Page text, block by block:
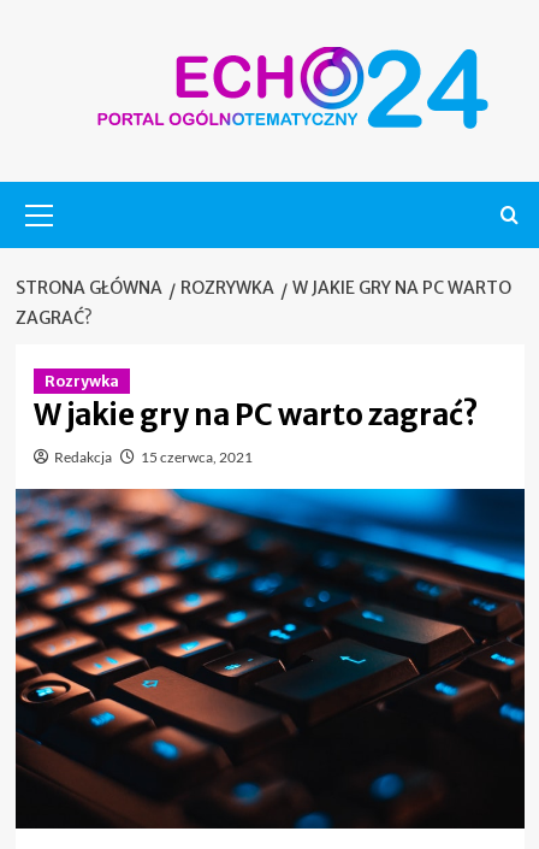
główne
STRONA GŁÓWNA ROZRYWKA
W JAKIE GRY NA PC WARTO
ZAGRAĆ?
Rozrywka
W jakie gry na PC warto zagrać?
Redakcja 15 czerwca, 2021